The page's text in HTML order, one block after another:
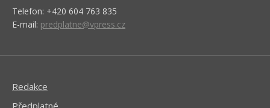
Telefon: +420 604 763 835
E-mail: predplatne@vpress.cz
Redakce
Předplatné